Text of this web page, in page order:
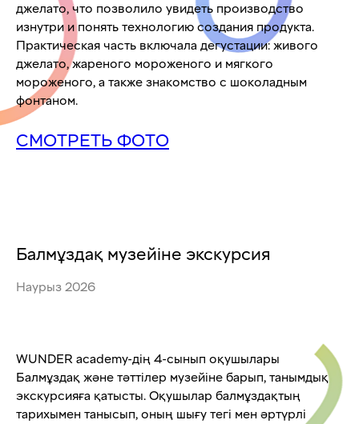
джелато, что позволило увидеть производство
изнутри и понять технологию создания продукта.
Практическая часть включала дегустации: живого
джелато, жареного мороженого и мягкого
мороженого, а также знакомство с шоколадным
фонтаном.
СМОТРЕТЬ ФОТО
Балмұздақ музейіне экскурсия
Наурыз 2026
WUNDER academy-дің 4-сынып оқушылары
Балмұздақ және тәттілер музейіне барып, танымдық
экскурсияға қатысты. Оқушылар балмұздақтың
тарихымен танысып, оның шығу тегі мен әртүрлі